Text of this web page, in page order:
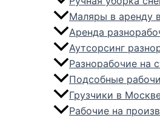
Маляры в аренду
Аренда
Аутсорсинг
Разнорабочие на
Подсобные
Грузчики в
Рабочие на